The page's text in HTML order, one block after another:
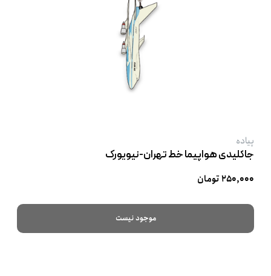
پیاده
جاکلیدی هواپیما خط تهران-نیویورک
۲۵۰,۰۰۰ تومان
موجود نیست